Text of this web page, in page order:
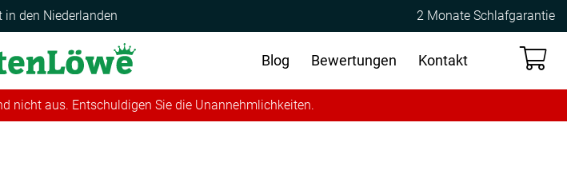
in den Niederlanden 2 Monate Schlafgarantie
Kontakt
Bewertungen
Blog
nicht aus. Entschuldigen Sie die Unannehmlichkeiten.